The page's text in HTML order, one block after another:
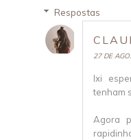
Respostas
27 DE
Ixi
tenham
Agora